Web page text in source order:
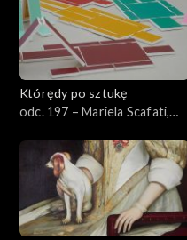
Którędy po sztukę
odc. 197 – Mariela Scafati,